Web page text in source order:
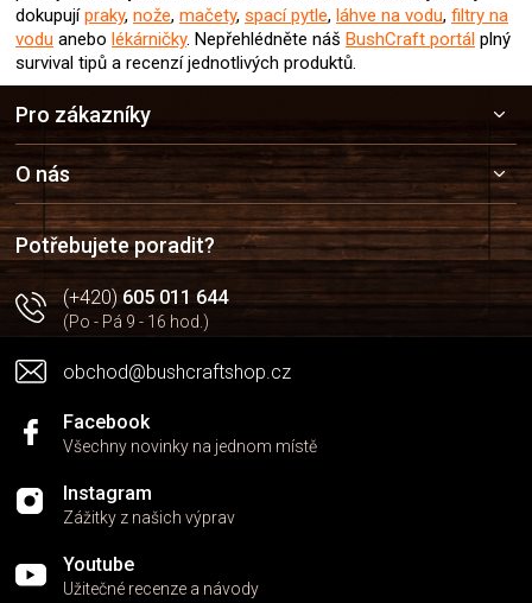
dokupujípraky, nože, mačety, spací pytle, láhve na vodu, filtry na
vodu anebo lékárničky. Nepřehlédněte náš BushCraft portál plný
survival tipů a recenzí jednotlivých produktů.
a
t
í
Pro zákazníky
O nás
Potřebujete poradit?
(+420)605 011 644
(Po - Pá 9 - 16 hod.)
obchod@bushcraftshop.cz
Facebook
Všechny novinky na jednom místě
Instagram
Zážitky z našich výprav
Youtube
Užitečné recenze a návody